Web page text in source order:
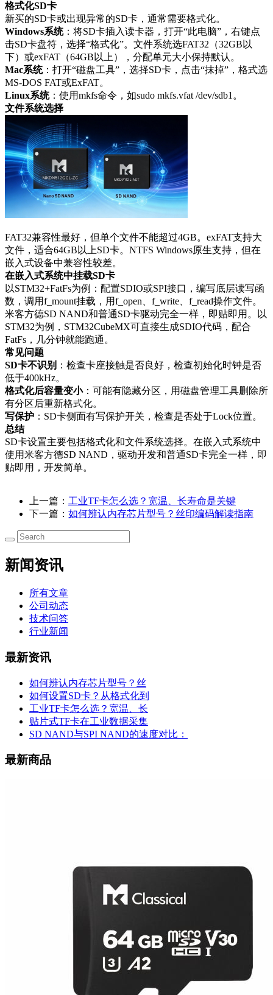
格式化SD卡
新买的SD卡或出现异常的SD卡，通常需要格式化。
Windows系统：将SD卡插入读卡器，打开“此电脑”，右键点
击SD卡盘符，选择“格式化”。文件系统选FAT32（32GB以
下）或exFAT（64GB以上），分配单元大小保持默认。
Mac系统：打开“磁盘工具”，选择SD卡，点击“抹掉”，格式选
MS-DOS FAT或ExFAT。
Linux系统：使用mkfs命令，如sudo mkfs.vfat /dev/sdb1。
文件系统选择
FAT32兼容性最好，但单个文件不能超过4GB。exFAT支持大
文件，适合64GB以上SD卡。NTFS Windows原生支持，但在
嵌入式设备中兼容性较差。
在嵌入式系统中挂载SD卡
以STM32+FatFs为例：配置SDIO或SPI接口，编写底层读写函
数，调用f_mount挂载，用f_open、f_write、f_read操作文件。
米客方德SD NAND和普通SD卡驱动完全一样，即贴即用。以
STM32为例，STM32CubeMX可直接生成SDIO代码，配合
FatFs，几分钟就能跑通。
常见问题
SD卡不识别 ：检查卡座接触是否良好，检查初始化时钟是否
低于400kHz。
格式化后容量变小：可能有隐藏分区，用磁盘管理工具删除所
有分区后重新格式化。
写保护 ：SD卡侧面有写保护开关，检查是否处于Lock位置。
总结
SD卡设置主要包括格式化和文件系统选择。在嵌入式系统中
使用米客方德SD NAND，驱动开发和普通SD卡完全一样，即
贴即用，开发简单。
上一篇： 工业TF卡怎么选？宽温、长寿命是关键
下一篇： 如何辨认内存芯片型号？丝印编码解读指南
新闻资讯
所有文章
公司动态
技术问答
行业新闻
最新资讯
如何辨认内存芯片型号？丝
如何设置SD卡？从格式化到
工业TF卡怎么选？宽温、长
贴片式TF卡在工业数据采集
SD NAND与SPI NAND的速度对比：
最新商品